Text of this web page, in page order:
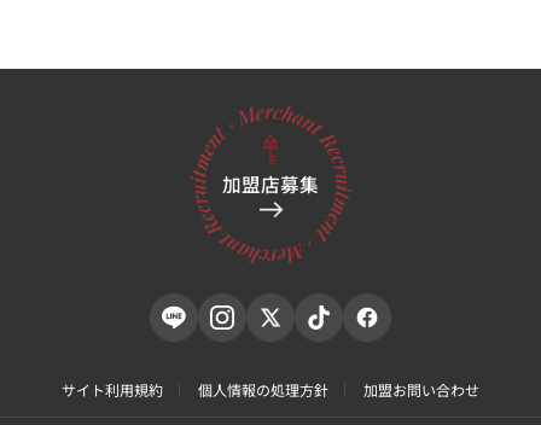
加盟店募集
サイト利用規約 個人情報の処理方針 加盟お問い合わせ